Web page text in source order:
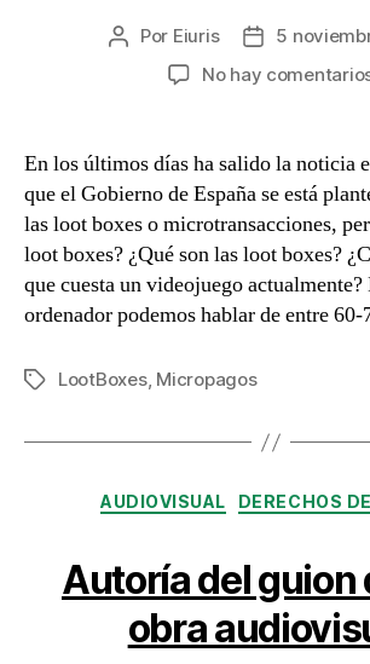
Autor
Por Eiuris
Fecha
la
5
No hay
En los últimos días ha salido la noticia
que el Gobierno de España se está
las loot boxes o microtransacciones,
loot boxes? ¿Qué son las loot boxes?
que cuesta un videojuego
ordenador podemos hablar de entre
Etiquetas
LootBoxes, Micropagos
Categorías
AUDIOVISUAL DERECHOS
Autoría del guion
obra